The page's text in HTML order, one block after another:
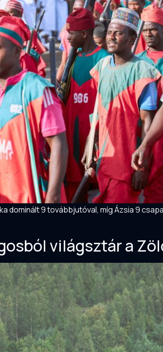
dominált 9 továbbjutóval, míg Ázsia 9
világsztár a